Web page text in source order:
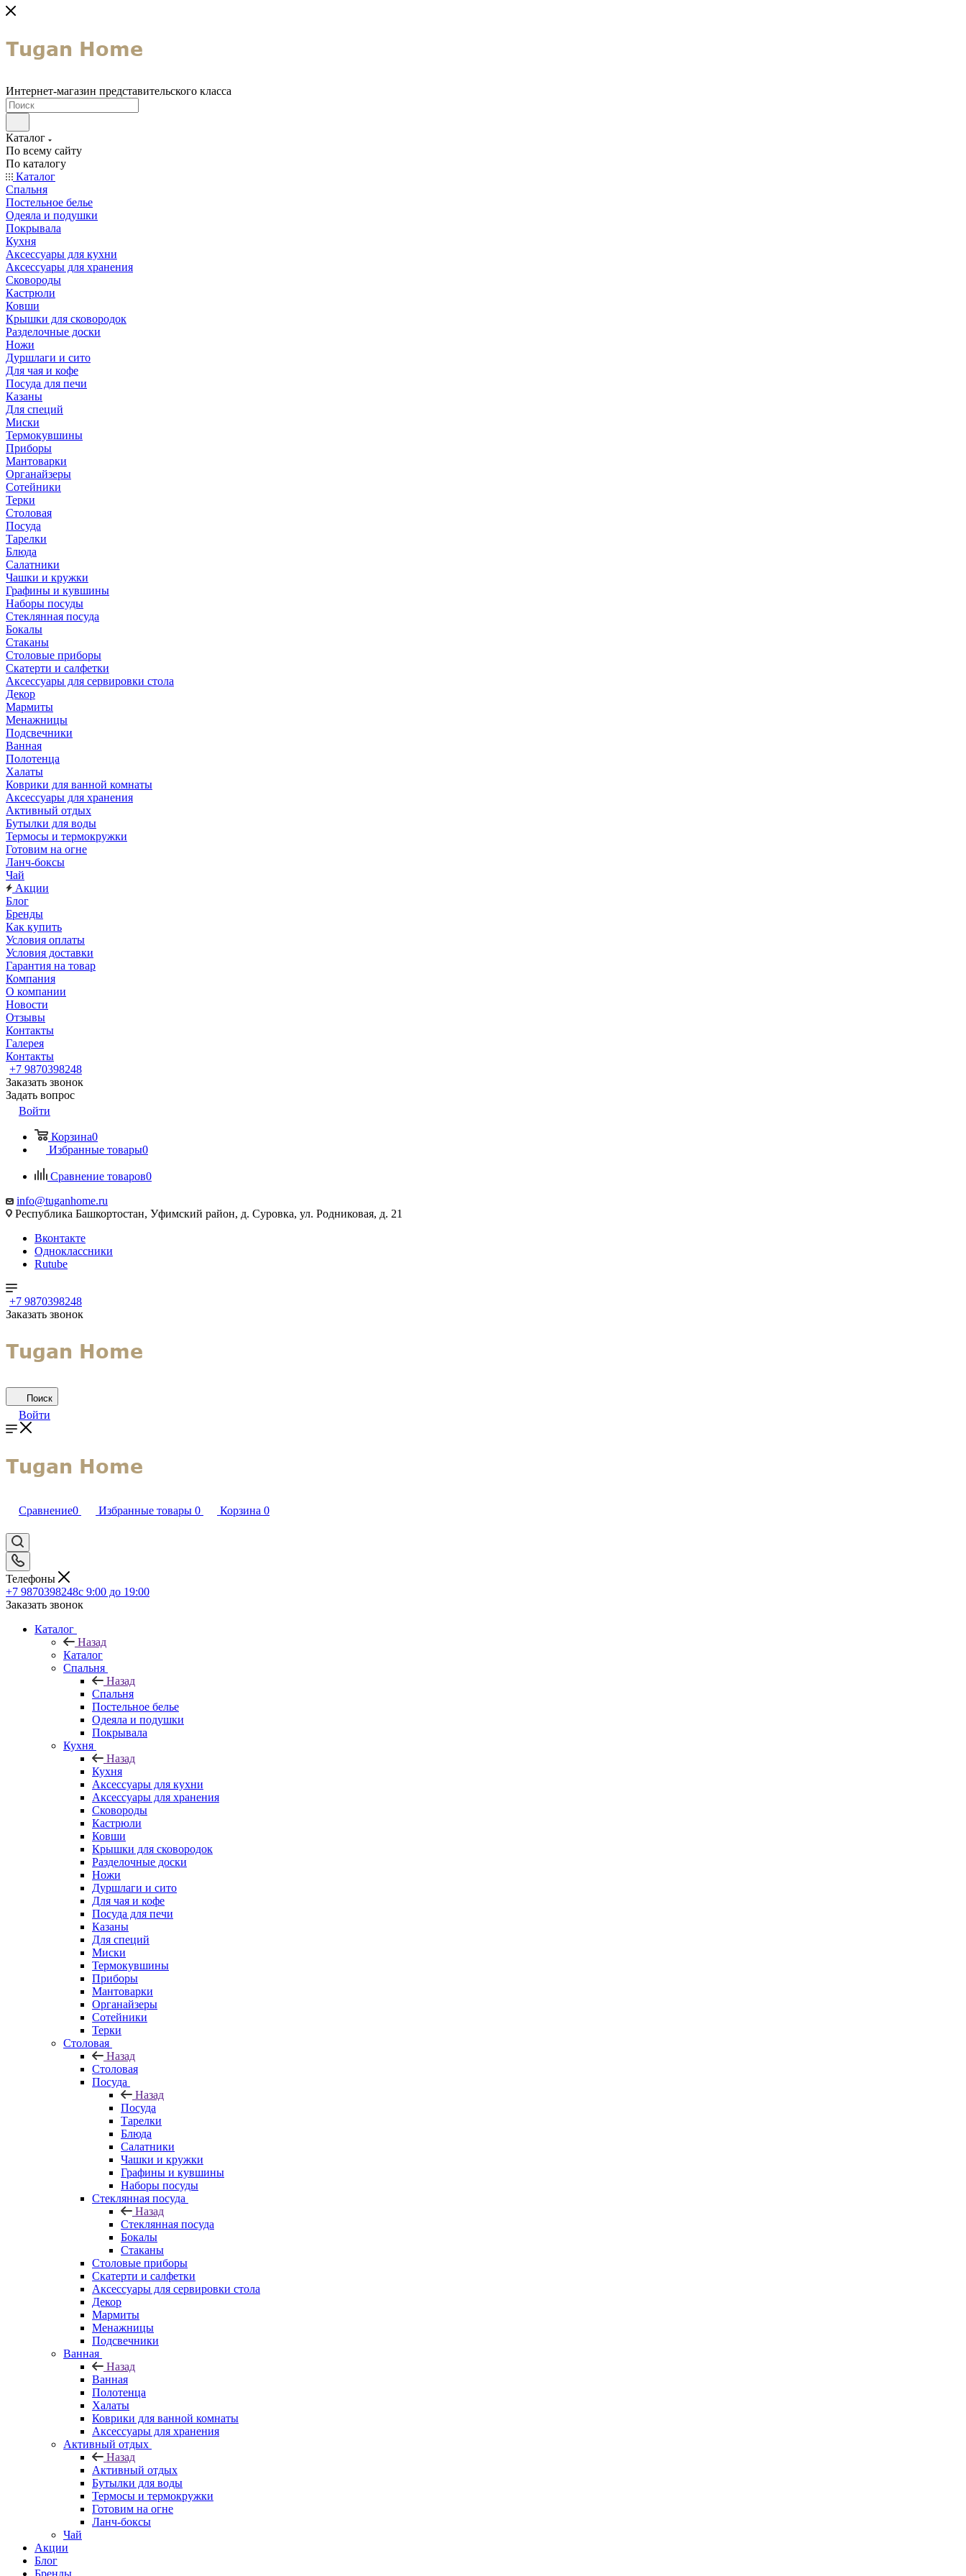
Интернет-магазин представительского класса
Каталог
По всему сайту
По каталогу
Каталог
Спальня
Постельное белье
Одеяла и подушки
Покрывала
Кухня
Аксессуары для кухни
Аксессуары для хранения
Сковороды
Кастрюли
Ковши
Крышки для сковородок
Разделочные доски
Ножи
Дуршлаги и сито
Для чая и кофе
Посуда для печи
Казаны
Для специй
Миски
Термокувшины
Приборы
Мантоварки
Органайзеры
Сотейники
Терки
Столовая
Посуда
Тарелки
Блюда
Салатники
Чашки и кружки
Графины и кувшины
Наборы посуды
Стеклянная посуда
Бокалы
Стаканы
Столовые приборы
Скатерти и салфетки
Аксессуары для сервировки стола
Декор
Мармиты
Менажницы
Подсвечники
Ванная
Полотенца
Халаты
Коврики для ванной комнаты
Аксессуары для хранения
Активный отдых
Бутылки для воды
Термосы и термокружки
Готовим на огне
Ланч-боксы
Чай
Акции
Блог
Бренды
Как купить
Условия оплаты
Условия доставки
Гарантия на товар
Компания
О компании
Новости
Отзывы
Контакты
Галерея
Контакты
+7 9870398248
Заказать звонок
Задать вопрос
Войти
Корзина0
Избранные товары0
Сравнение товаров0
info@tuganhome.ru
Республика Башкортостан, Уфимский район, д. Суровка, ул. Родниковая, д. 21
Вконтакте
Одноклассники
Rutube
+7 9870398248
Заказать звонок
Поиск
Войти
Сравнение0 Избранные товары 0 Корзина 0
Телефоны
+7 9870398248с 9:00 до 19:00
Заказать звонок
Каталог
Назад
Каталог
Спальня
Назад
Спальня
Постельное белье
Одеяла и подушки
Покрывала
Кухня
Назад
Кухня
Аксессуары для кухни
Аксессуары для хранения
Сковороды
Кастрюли
Ковши
Крышки для сковородок
Разделочные доски
Ножи
Дуршлаги и сито
Для чая и кофе
Посуда для печи
Казаны
Для специй
Миски
Термокувшины
Приборы
Мантоварки
Органайзеры
Сотейники
Терки
Столовая
Назад
Столовая
Посуда
Назад
Посуда
Тарелки
Блюда
Салатники
Чашки и кружки
Графины и кувшины
Наборы посуды
Стеклянная посуда
Назад
Стеклянная посуда
Бокалы
Стаканы
Столовые приборы
Скатерти и салфетки
Аксессуары для сервировки стола
Декор
Мармиты
Менажницы
Подсвечники
Ванная
Назад
Ванная
Полотенца
Халаты
Коврики для ванной комнаты
Аксессуары для хранения
Активный отдых
Назад
Активный отдых
Бутылки для воды
Термосы и термокружки
Готовим на огне
Ланч-боксы
Чай
Акции
Блог
Бренды